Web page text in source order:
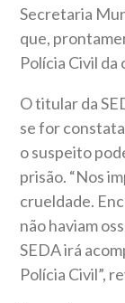
Secretaria
que,
Polícia Civil
O titular da
se for
o suspeito
prisão. “Nos
crueldade.
não haviam
SEDA irá
Polícia Civil”,